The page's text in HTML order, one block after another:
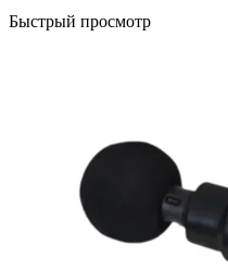
Быстрый просмотр